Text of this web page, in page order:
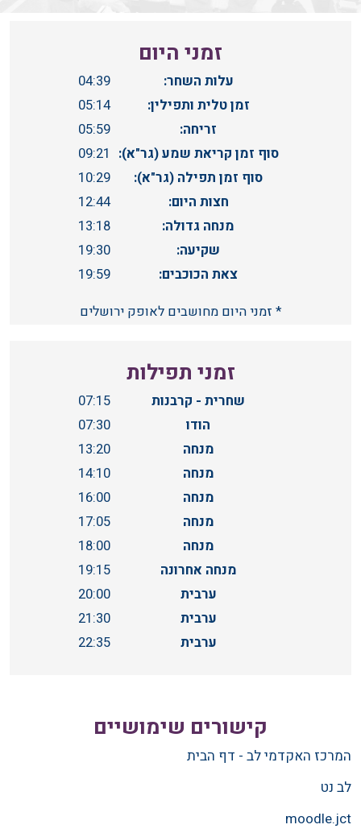
זמני היום
עלות השחר:
04:39
זמן טלית ותפילין:
05:14
זריחה:
05:59
סוף זמן קריאת שמע (גר"א): 09:21
סוף זמן תפילה (גר"א):
10:29
חצות היום:
12:44
מנחה גדולה:
13:18
שקיעה:
19:30
צאת הכוכבים:
19:59
* זמני היום מחושבים לאופק ירושלים
זמני תפילות
שחרית - קרבנות
07:15
הודו
07:30
מנחה
13:20
מנחה
14:10
מנחה
16:00
מנחה
17:05
מנחה
18:00
מנחה אחרונה
19:15
ערבית
20:00
ערבית
21:30
ערבית
22:35
קישורים שימושיים
המרכז האקדמי לב - דף הבית
לב נט
moodle.jct